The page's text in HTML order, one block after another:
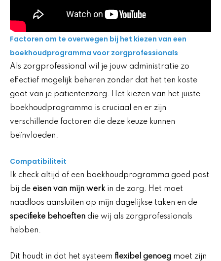
Factoren om te overwegen bij het kiezen van een
boekhoudprogramma voor zorgprofessionals
Als zorgprofessional wil je jouw administratie zo
effectief mogelijk beheren zonder dat het ten koste
gaat van je patiëntenzorg. Het kiezen van het juiste
boekhoudprogramma is cruciaal en er zijn
verschillende factoren die deze keuze kunnen
beïnvloeden.
Compatibiliteit
Ik check altijd of een boekhoudprogramma goed past
bij de eisen van mijn werk in de zorg. Het moet
naadloos aansluiten op mijn dagelijkse taken en de
specifieke behoeften die wij als zorgprofessionals
hebben.
Dit houdt in dat het systeem flexibel genoeg moet zijn